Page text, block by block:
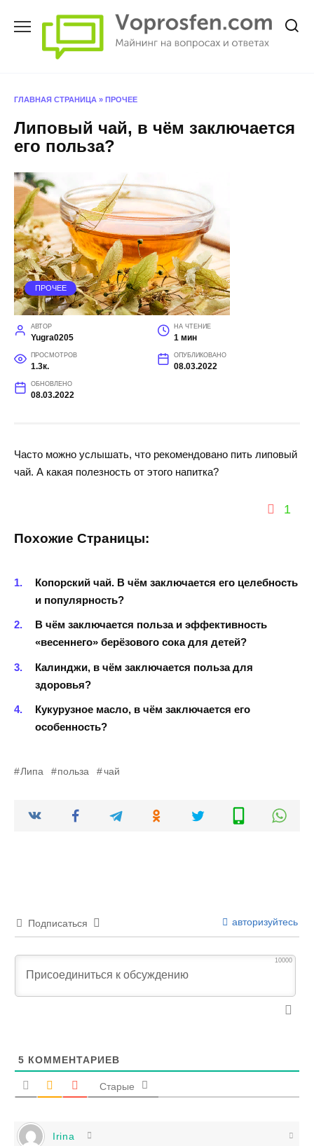
ГЛАВНАЯ СТРАНИЦА » ПРОЧЕЕ
Липовый чай, в чём заключается
его польза?
ПРОЧЕЕ
АВТОР
Yugra0205
НА ЧТЕНИЕ
1 мин
ПРОСМОТРОВ
1.3к.
ОПУБЛИКОВАНО
08.03.2022
ОБНОВЛЕНО
08.03.2022
Часто можно услышать, что рекомендовано пить липовый
чай. А какая полезность от этого напитка?
1
Похожие Страницы:
Копорский чай. В чём заключается его целебность
и популярность?
В чём заключается польза и эффективность
«весеннего» берёзового сока для детей?
Калинджи, в чём заключается польза для
здоровья?
Кукурузное масло, в чём заключается его
особенность?
Липа польза чай
Подписаться авторизуйтесь
10000
5 КОММЕНТАРИЕВ
Старые
Irina